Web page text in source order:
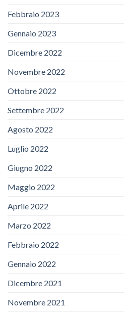
Febbraio 2023
Gennaio 2023
Dicembre 2022
Novembre 2022
Ottobre 2022
Settembre 2022
Agosto 2022
Luglio 2022
Giugno 2022
Maggio 2022
Aprile 2022
Marzo 2022
Febbraio 2022
Gennaio 2022
Dicembre 2021
Novembre 2021